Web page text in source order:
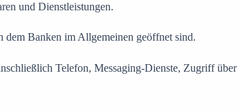
und Dienstleistungen.
dem Banken im Allgemeinen geöffnet sind.
Telefon, Messaging-Dienste, Zugriff